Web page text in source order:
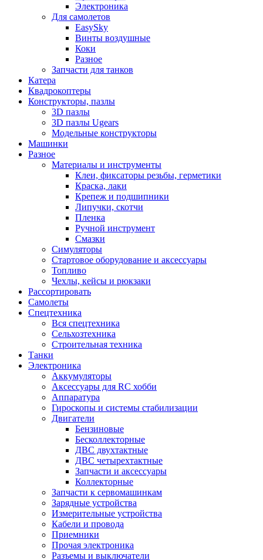
Электроника
Для самолетов
EasySky
Винты воздушные
Коки
Разное
Запчасти для танков
Катера
Квадрокоптеры
Конструкторы, пазлы
3D пазлы
3D пазлы Ugears
Модельные конструкторы
Машинки
Разное
Материалы и инструменты
Клеи, фиксаторы резьбы, герметики
Краска, лаки
Крепеж и подшипники
Липучки, скотчи
Пленка
Ручной инструмент
Смазки
Симуляторы
Стартовое оборудование и аксессуары
Топливо
Чехлы, кейсы и рюкзаки
Рассортировать
Самолеты
Спецтехника
Вся спецтехника
Сельхозтехника
Строительная техника
Танки
Электроника
Аккумуляторы
Аксессуары для RC хобби
Аппаратура
Гироскопы и системы стабилизации
Двигатели
Бензиновые
Бесколлекторные
ДВС двухтактные
ДВС четырехтактные
Запчасти и аксессуары
Коллекторные
Запчасти к сервомашинкам
Зарядные устройства
Измерительные устройства
Кабели и провода
Приемники
Прочая электроника
Разъемы и выключатели